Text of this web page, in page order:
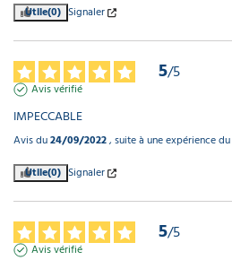
Utile(0) Signaler
5/5
Avis vérifié
IMPECCABLE
Avis du24/09/2022, suite à une expérience du
Utile(0) Signaler
5/5
Avis vérifié